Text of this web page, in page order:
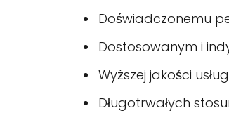
Doświadczonemu
Dostosowanym i
Wyższej jakości
Długotrwałych